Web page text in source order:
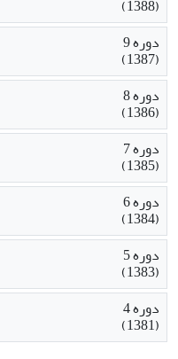
(1388)
دوره 9
(1387)
دوره 8
(1386)
دوره 7
(1385)
دوره 6
(1384)
دوره 5
(1383)
دوره 4
(1381)